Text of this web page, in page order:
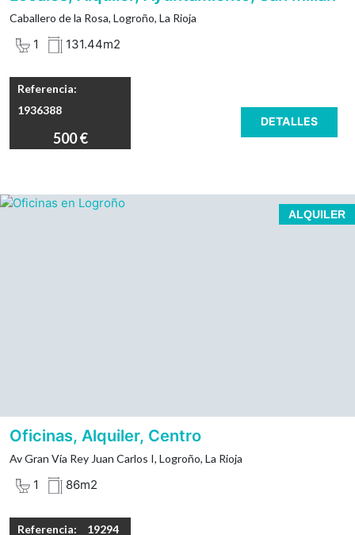
Caballero de la Rosa, Logroño, La Rioja
1 131.44m2
Referencia:
1936388
500 €
DETALLES
ALQUILER
Oficina en Gran Vía de Logroño, acondicionada, 2
Oficinas, Alquiler, Centro
Av Gran Vía Rey Juan Carlos I, Logroño, La Rioja
1 86m2
Referencia: 19294